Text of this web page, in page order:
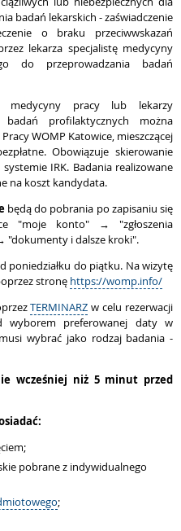
badań lekarskich - zaświadczenie
o braku przeciwwskazań
lekarza specjalistę medycyny
do przeprowadzania badań
medycyny pracy lub lekarzy
profilaktycznych można
WOMP Katowice, mieszczącej
Obowiązuje skierowanie
IRK. Badania realizowane
na koszt kandydata.
będą do pobrania po zapisaniu się
"moje konto" → "zgłoszenia
"dokumenty i dalsze kroki".
poniedziałku do piątku. Na wizytę
stronę https://womp.info/
TERMINARZ w celu rezerwacji
wyborem preferowanej daty w
wybrać jako rodzaj badania -
wcześniej niż 5 minut przed
pobrane z indywidualnego
;